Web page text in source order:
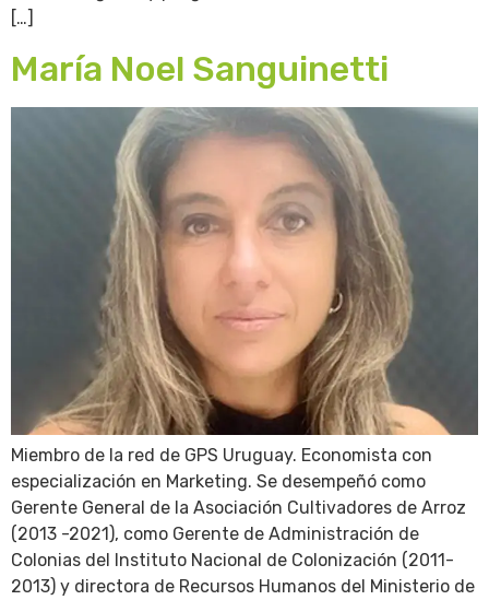
[…]
María Noel Sanguinetti
Miembro de la red de GPS Uruguay. Economista con
especialización en Marketing. Se desempeñó como
Gerente General de la Asociación Cultivadores de Arroz
(2013 -2021), como Gerente de Administración de
Colonias del Instituto Nacional de Colonización (2011-
2013) y directora de Recursos Humanos del Ministerio de